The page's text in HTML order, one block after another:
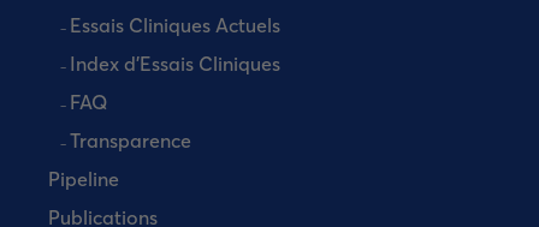
Essais Cliniques Actuels
Index d’Essais Cliniques
FAQ
Transparence
Pipeline
Publications